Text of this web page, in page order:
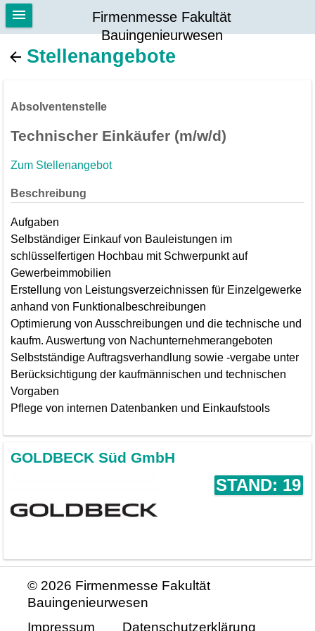
Firmenmesse Fakultät
Bauingenieurwesen
Stellenangebote
Absolventenstelle
Technischer Einkäufer (m/w/d)
Zum Stellenangebot
Beschreibung
Aufgaben
Selbständiger Einkauf von Bauleistungen im
schlüsselfertigen Hochbau mit Schwerpunkt auf
Gewerbeimmobilien
Erstellung von Leistungsverzeichnissen für Einzelgewerke
anhand von Funktionalbeschreibungen
Optimierung von Ausschreibungen und die technische und
kaufm. Auswertung von Nachunternehmerangeboten
Selbstständige Auftragsverhandlung sowie -vergabe unter
Berücksichtigung der kaufmännischen und technischen
Vorgaben
Pflege von internen Datenbanken und Einkaufstools
GOLDBECK Süd GmbH
STAND: 19
© 2026 Firmenmesse Fakultät
Bauingenieurwesen
Impressum
Datenschutzerklärung